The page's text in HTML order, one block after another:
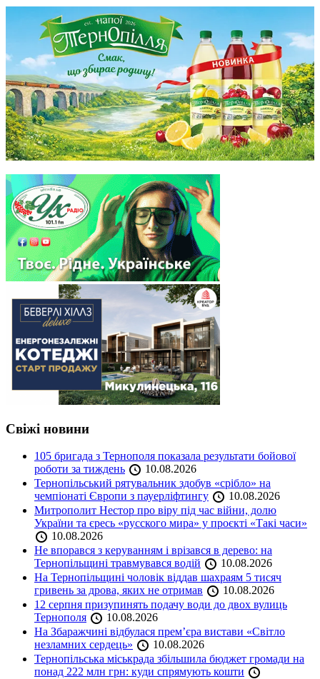
Свіжі новини
105 бригада з Тернополя показала результати бойової
роботи за тиждень
10.08.2026
Тернопільський рятувальник здобув «срібло» на
чемпіонаті Європи з пауерліфтингу
10.08.2026
Митрополит Нестор про віру під час війни, долю
України та єресь «русского мира» у проєкті «Такі часи»
10.08.2026
Не впорався з керуванням і врізався в дерево: на
Тернопільщині травмувався водій
10.08.2026
На Тернопільщині чоловік віддав шахраям 5 тисяч
гривень за дрова, яких не отримав
10.08.2026
12 серпня призупинять подачу води до двох вулиць
Тернополя
10.08.2026
На Збаражчині відбулася прем’єра вистави «Світло
незламних сердець»
10.08.2026
Тернопільська міськрада збільшила бюджет громади на
понад 222 млн грн: куди спрямують кошти